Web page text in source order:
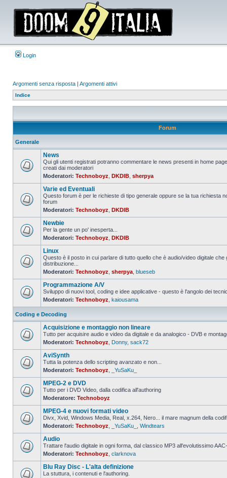
Login
Argomenti senza risposta | Argomenti attivi
Indice
Forum
Generale
Nessun
da
leggere
News
Qui gli utenti registrati potranno commentare le news presenti in home
creati dai moderatori
Moderatori: Technoboyz DKDIB sherpya
Nessun
da
leggere
Varie ed Eventuali
Questo forum è per le richieste di tipo generale oppure se la tua richiesta
forum
Moderatori: Technoboyz DKDIB
Nessun
messaggio
leggere
Newbie
Per la gente un po' inesperta...
Moderatori: Technoboyz DKDIB
Nessun
da
leggere
Linux
Questo è il posto in cui parlare di tutto quello che è audio/video digitale
distribuzione...
Moderatori: Technoboyz sherpya blueseb
Nessun
messaggio
da
leggere
Programmazione A/V
Sviluppo di nuovi tool, coding e idee applicative - questo è l'angolo dei
Moderatori: Technoboyz kaiousama
Coding e Decoding
Nessun
messaggio
da
leggere
Acquisizione e montaggio non lineare
Tutto per acquisire audio e video da digitale e da analogico - DVB e
Moderatori: Technoboyz Donny, sack72
Nessun
messaggio
da
leggere
AviSynth
Tutta la potenza dello scripting avanzato e non...
Moderatori: Technoboyz _YuSaKu_
Nessun
messaggio
da
leggere
MPEG-2 e DVD
Tutto per i DVD Video, dalla codifica all'authoring
Moderatore: Technoboyz
Nessun
messaggio
da
leggere
MPEG-4 e nuovi formati video
Divx, Xvid, Windows Media, Real, x.264, Nero... il mare magnum della
Moderatori: Technoboyz _YuSaKu_ Windtears
Nessun
messaggio
da
leggere
Audio
Trattare l'audio digitale in ogni forma, dal classico MP3 all'evolutissimo
Moderatori: Technoboyz clarknova
Blu Ray Disc - L'alta definizione
La stuttura, i contenuti e l'authoring.